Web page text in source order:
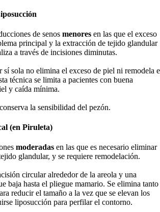
de senos menores en las que el exceso
principal y la extracción de tejido glandular
a través de incisiones diminutas.
sola no elimina el exceso de piel ni remodela
técnica se limita a pacientes con buena
y caída mínima.
la sensibilidad del pezón.
(en Piruleta)
moderadas en las que es necesario eliminar
glandular, y se requiere remodelación.
circular alrededor de la areola y una
baja hasta el pliegue mamario. Se elimina tanto
reducir el tamaño a la vez que se elevan los
liposucción para perfilar el contorno.